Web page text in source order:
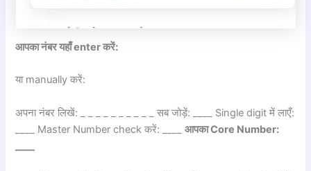
आपका नंबर यहाँ enter करें:
या manually करें:
अपना नंबर लिखें: _ _ _ _ _ _ _ _ _ _ सब जोड़ें: ____ Single digit में लाएँ:
____ Master Number check करें: ____आपका Core Number: